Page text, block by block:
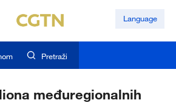
Language
Pretraži
međuregionalnih